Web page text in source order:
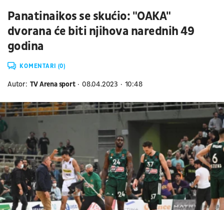
Panatinaikos se skućio: "OAKA"
dvorana će biti njihova narednih 49
godina
KOMENTARI (0)
Autor: TV Arena sport 08.04.2023 10:48